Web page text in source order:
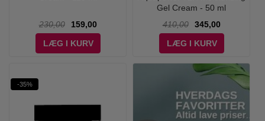
230,00
159,00
LÆG I KURV
Gel Cream - 50 ml
410,00
345,00
LÆG I KURV
-35%